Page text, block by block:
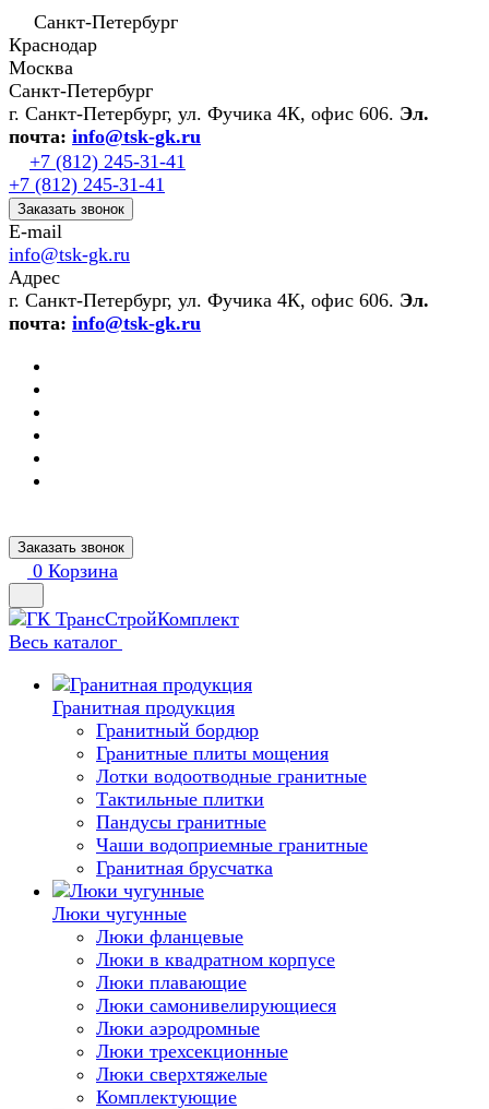
Санкт-Петербург
Краснодар
Москва
Санкт-Петербург
г. Санкт-Петербург, ул. Фучика 4К, офис 606. Эл.
почта: info@tsk-gk.ru
+7 (812) 245-31-41
+7 (812) 245-31-41
Заказать звонок
E-mail
info@tsk-gk.ru
Адрес
г. Санкт-Петербург, ул. Фучика 4К, офис 606. Эл.
почта: info@tsk-gk.ru
Заказать звонок
0 Корзина
Весь каталог
Гранитная продукция
Гранитный бордюр
Гранитные плиты мощения
Лотки водоотводные гранитные
Тактильные плитки
Пандусы гранитные
Чаши водоприемные гранитные
Гранитная брусчатка
Люки чугунные
Люки фланцевые
Люки в квадратном корпусе
Люки плавающие
Люки самонивелирующиеся
Люки аэродромные
Люки трехсекционные
Люки сверхтяжелые
Комплектующие